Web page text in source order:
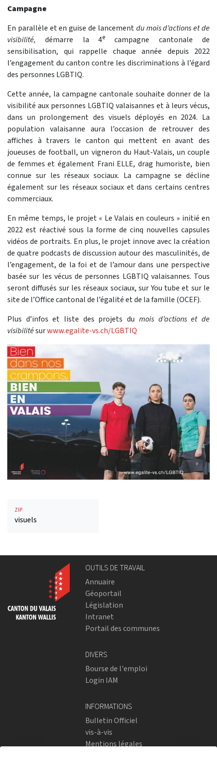
Campagne
En parallèle et en guise de lancementdu mois d’actions et de
visibilité,démarre la 4e
campagne cantonale de
sensibilisation, qui rappelle chaque année depuis 2022
l’engagement du canton contre les discriminations à l’égard
des personnes LGBTIQ.
Cette année, la campagne cantonale souhaite donner de la
visibilité aux personnes LGBTIQ valaisannes et à leurs vécus,
dans un prolongement des visuels déployés en 2024. La
population valaisanne aura l’occasion de retrouver des
affiches à travers le canton qui mettent en avant des
joueuses de football, un vigneron du Haut-Valais, un couple
de femmes et également Frani ELLE, drag humoriste, bien
connue sur les réseaux sociaux. La campagne se décline
également sur les réseaux sociaux et dans certains centres
commerciaux.
En même temps, le projet « Le Valais en couleurs » initié en
2022 est réactivé sous la forme de cinq nouvelles capsules
vidéos de portraits. En plus, le projet innove avec la création
de quatre podcasts de discussion autour des masculinités, de
l’engagement, de la foi et de l’amour dans une perspective
basée sur les vécus de personnes LGBTIQ valaisannes. Tous
seront diffusés sur les réseaux sociaux, sur You tube et sur le
site de l’Office cantonal de l’égalité et de la famille (OCEF).
Plus d’infos et liste des projets du mois d’actions et de
visibilitésurwww.egalite-vs.ch/LGBTIQ
ZIP
visuels
OUTILS DE TRAVAIL
Annuaire
Géoportail
Législation
Intranet
Portail des communes
DIVERS
Bourse de l'emploi
Login IAM
INFORMATIONS
Bulletin Officiel
vis-à-vis
Mentions légales